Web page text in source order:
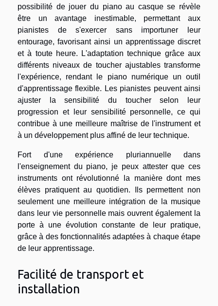
possibilité de jouer du piano au casque se révèle
être un avantage inestimable, permettant aux
pianistes de s'exercer sans importuner leur
entourage, favorisant ainsi un apprentissage discret
et à toute heure. L'adaptation technique grâce aux
différents niveaux de toucher ajustables transforme
l'expérience, rendant le piano numérique un outil
d'apprentissage flexible. Les pianistes peuvent ainsi
ajuster la sensibilité du toucher selon leur
progression et leur sensibilité personnelle, ce qui
contribue à une meilleure maîtrise de l'instrument et
à un développement plus affiné de leur technique.
Fort d'une expérience pluriannuelle dans
l'enseignement du piano, je peux attester que ces
instruments ont révolutionné la manière dont mes
élèves pratiquent au quotidien. Ils permettent non
seulement une meilleure intégration de la musique
dans leur vie personnelle mais ouvrent également la
porte à une évolution constante de leur pratique,
grâce à des fonctionnalités adaptées à chaque étape
de leur apprentissage.
Facilité de transport et
installation